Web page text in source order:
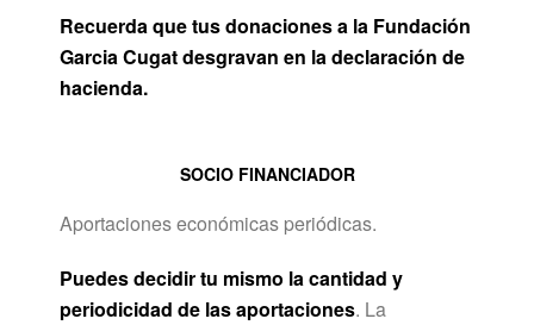
Recuerda que tus donaciones a la Fundación
Garcia Cugat desgravan en la declaración de
hacienda.
SOCIO FINANCIADOR
Aportaciones económicas periódicas.
Puedes decidir tu mismo la cantidad y
periodicidad de las aportaciones. La